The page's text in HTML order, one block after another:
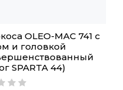
OLEO-MAC 741 с
и головкой
SPARTA 44)